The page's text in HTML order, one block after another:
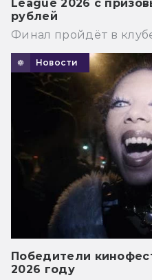
League 2026 с
рублей
Финал пройдёт в
Новости
Победители
2026 году